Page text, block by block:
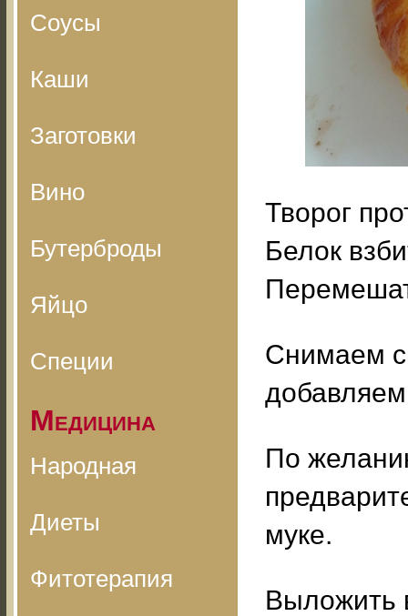
Соусы
Каши
Заготовки
Вино
Бутерброды
Яйцо
Специи
Медицина
Народная
Диеты
Фитотерапия
Творог
Белок
Снимаем с
добавляем
По
муке.
Выложить